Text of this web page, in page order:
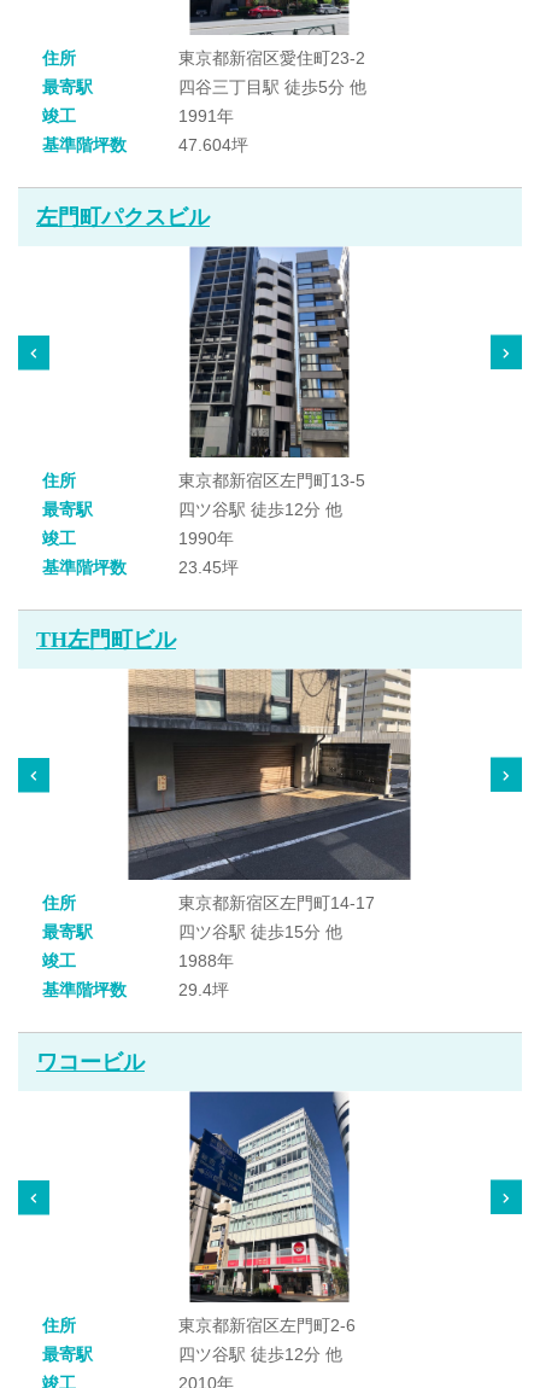
住所
東京都新宿区愛住町23-2
最寄駅
四谷三丁目駅 徒歩5分 他
竣工
1991年
基準階坪数
47.604坪
左門町パクスビル
住所
東京都新宿区左門町13-5
最寄駅
四ツ谷駅 徒歩12分 他
竣工
1990年
基準階坪数
23.45坪
TH左門町ビル
住所
東京都新宿区左門町14-17
最寄駅
四ツ谷駅 徒歩15分 他
竣工
1988年
基準階坪数
29.4坪
ワコービル
住所
東京都新宿区左門町2-6
最寄駅
四ツ谷駅 徒歩12分 他
竣工
2010年